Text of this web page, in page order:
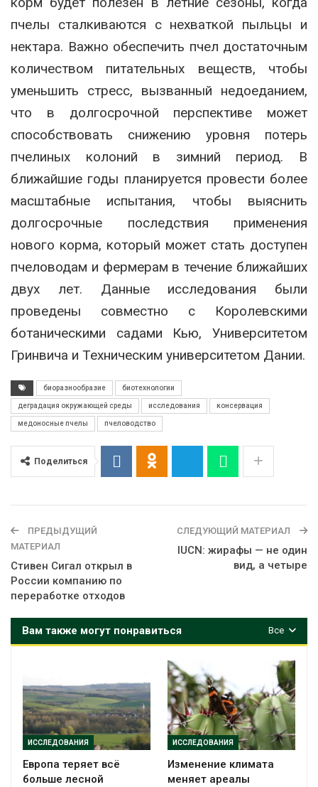
пчелы сталкиваются с нехваткой пыльцы и
нектара. Важно обеспечить пчел достаточным
количеством питательных веществ, чтобы
уменьшить стресс, вызванный недоеданием,
что в долгосрочной перспективе может
способствовать снижению уровня потерь
пчелиных колоний в зимний период. В
ближайшие годы планируется провести более
масштабные испытания, чтобы выяснить
долгосрочные последствия применения
нового корма, который может стать доступен
пчеловодам и фермерам в течение ближайших
двух лет. Данные исследования были
проведены совместно с Королевскими
ботаническими садами Кью, Университетом
Гринвича и Техническим университетом Дании.
биоразнообразие биотехнологии
деградация окружающей среды исследования консервация
медоносные пчелы пчеловодство
Поделиться
ПРЕДЫДУЩИЙ
МАТЕРИАЛ
Стивен Сигал открыл в
России компанию по
переработке отходов
СЛЕДУЮЩИЙ МАТЕРИАЛ
IUCN: жирафы — не один
вид, а четыре
Все
Вам также могут понравиться
ИССЛЕДОВАНИЯ
Европа теряет всё
больше лесной
ИССЛЕДОВАНИЯ
Изменение климата
меняет ареалы